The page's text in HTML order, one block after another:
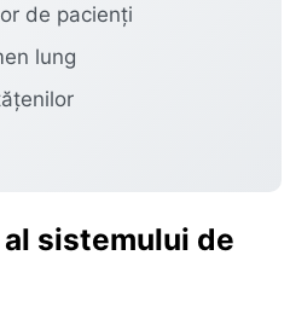
de pacienți
lung
sistemului de